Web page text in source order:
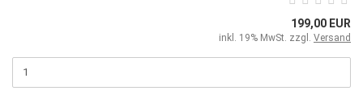
199,00 EUR
inkl. 19% MwSt. zzgl. Versand